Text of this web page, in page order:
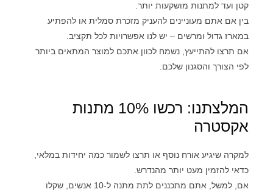
קטן ועד למתנות מושקעות יותר.
בין אם אתם מעוניינים להעניק מזכרת סמלית או להפתיע
במארז גדול ומרשים – יש לנו אפשרויות לכל תקציב.
אם תרצו להתייעץ, נשמח לכוון אתכם למוצר המתאים ביותר
לפי הצורך והסגנון שלכם.
המלצתנו: רכשו 10% מתנות
אקסטרה
למקרה שיגיע אורח נוסף או תרצו לשמור כמה יחידות במלאי,
כדאי להזמין מעט יותר מהנדרש.
אם, למשל, אתם מתכננים לתת מתנה ל-10 אנשים, שקלו